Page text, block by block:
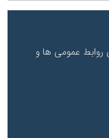
روابط عمومی ها و